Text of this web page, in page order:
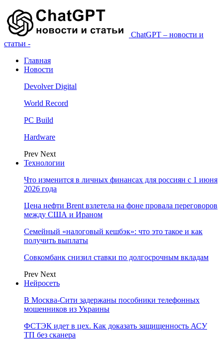
ChatGPT – новости и
статьи -
Главная
Новости
Devolver Digital
World Record
PC Build
Hardware
Prev Next
Технологии
Что изменится в личных финансах для россиян с 1 июня
2026 года
Цена нефти Brent взлетела на фоне провала переговоров
между США и Ираном
Семейный «налоговый кешбэк»: что это такое и как
получить выплаты
Совкомбанк снизил ставки по долгосрочным вкладам
Prev Next
Нейросеть
В Москва-Сити задержаны пособники телефонных
мошенников из Украины
ФСТЭК идет в цех. Как доказать защищенность АСУ
ТП без сканера